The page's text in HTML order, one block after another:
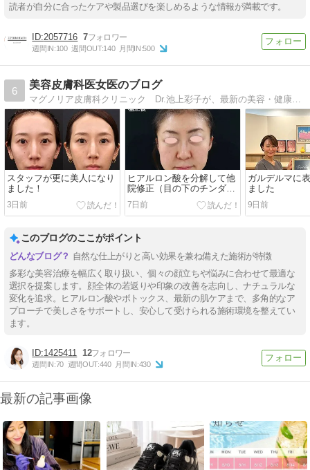
読者が自分に合ったケアや製品選びを楽しめるような情報が満載です。
2057716 7
週間IN:100 週間OUT:140 月間IN:500
6
美容皮膚科医女医のブログ
スタッフが更に美人になり
ました！
3日前
ヒアルロン酸を分解して他
院修正（目の下のチンダル
現象とその補正）
7日前
ガルデルマに
ました
9日前
このブログのここがポイント
自然な仕上がりと高い効果を兼ね備えた施術が特徴
多彩な美容治療を幅広く取り扱い、個々の顔立ちや悩みに合わせて最適な
選択を提案します。顔全体の若返りや印象の改善を志向し、ナチュラルな
変化を追求。ヒアルロン酸やボトックス、最新の肌ケアまで、多角的なア
プローチで美しさをサポートし、安心して受けられる施術環境を整えてい
ます。
1425411 12
週間IN:70 週間OUT:440 月間IN:430
最新の記事画像